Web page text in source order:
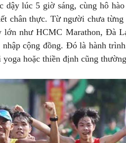
lúc 5 giờ sáng, cùng hô
chân thực. Từ người chưa
lớn như HCMC Marathon, Đà
cộng đồng. Đó là hành
hoặc thiền định cũng